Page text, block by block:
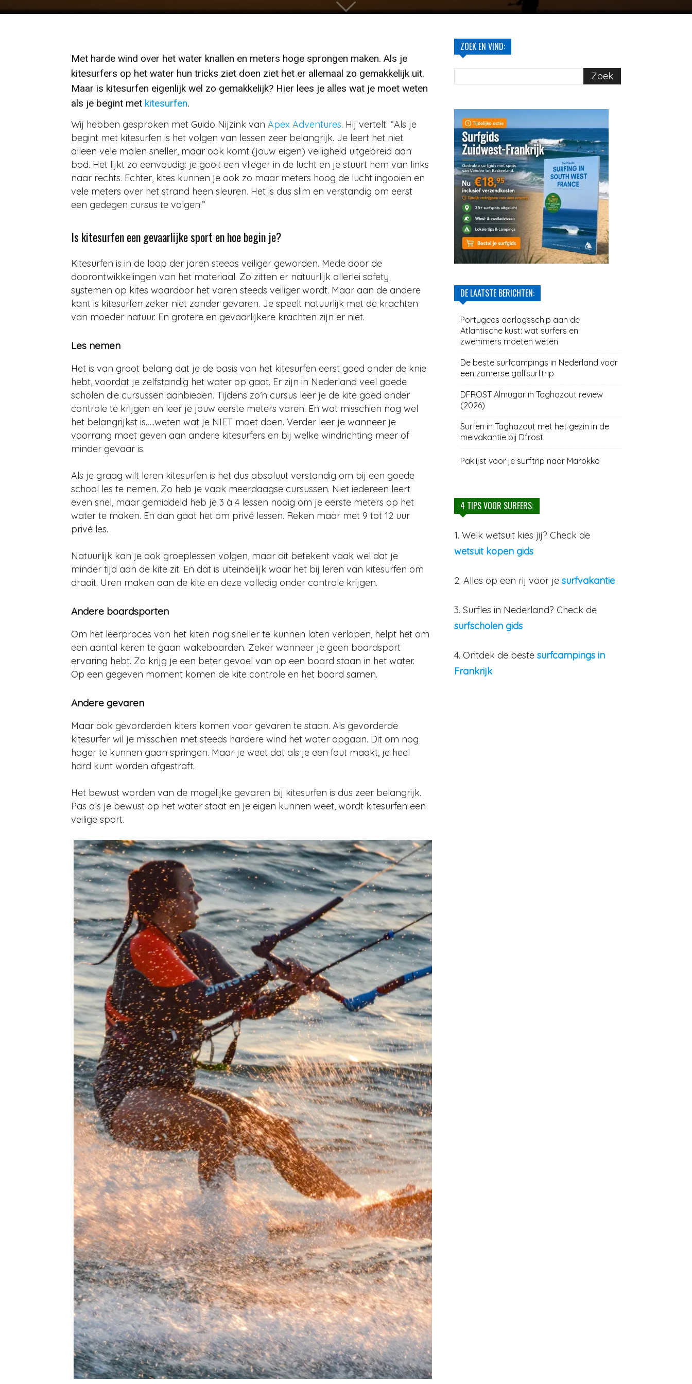
Met harde wind over het water knallen en meters hoge sprongen maken. Als je
kitesurfers op het water hun tricks ziet doen ziet het er allemaal zo gemakkelijk uit.
Maar is kitesurfen eigenlijk wel zo gemakkelijk? Hier lees je alles wat je moet weten
als je begint met kitesurfen.
Wij hebben gesproken met Guido Nijzink van Apex Adventures. Hij vertelt: “Als je
begint met kitesurfen is het volgen van lessen zeer belangrijk. Je leert het niet
alleen vele malen sneller, maar ook komt (jouw eigen) veiligheid uitgebreid aan
bod. Het lijkt zo eenvoudig: je gooit een vlieger in de lucht en je stuurt hem van links
naar rechts. Echter, kites kunnen je ook zo maar meters hoog de lucht ingooien en
vele meters over het strand heen sleuren. Het is dus slim en verstandig om eerst
een gedegen cursus te volgen.”
Is kitesurfen een gevaarlijke sport en hoe begin je?
Kitesurfen is in de loop der jaren steeds veiliger geworden. Mede door de
doorontwikkelingen van het materiaal. Zo zitten er natuurlijk allerlei safety
systemen op kites waardoor het varen steeds veiliger wordt. Maar aan de andere
kant is kitesurfen zeker niet zonder gevaren. Je speelt natuurlijk met de krachten
van moeder natuur. En grotere en gevaarlijkere krachten zijn er niet.
Les nemen
Het is van groot belang dat je de basis van het kitesurfen eerst goed onder de knie
hebt, voordat je zelfstandig het water op gaat. Er zijn in Nederland veel goede
scholen die cursussen aanbieden. Tijdens zo’n cursus leer je de kite goed onder
controle te krijgen en leer je jouw eerste meters varen. En wat misschien nog wel
het belangrijkst is…..weten wat je NIET moet doen. Verder leer je wanneer je
voorrang moet geven aan andere kitesurfers en bij welke windrichting meer of
minder gevaar is.
Als je graag wilt leren kitesurfen is het dus absoluut verstandig om bij een goede
school les te nemen. Zo heb je vaak meerdaagse cursussen. Niet iedereen leert
even snel, maar gemiddeld heb je 3 à 4 lessen nodig om je eerste meters op het
water te maken. En dan gaat het om privé lessen. Reken maar met 9 tot 12 uur
privé les.
Natuurlijk kan je ook groeplessen volgen, maar dit betekent vaak wel dat je
minder tijd aan de kite zit. En dat is uiteindelijk waar het bij leren van kitesurfen om
draait. Uren maken aan de kite en deze volledig onder controle krijgen.
Andere boardsporten
Om het leerproces van het kiten nog sneller te kunnen laten verlopen, helpt het om
een aantal keren te gaan wakeboarden. Zeker wanneer je geen boardsport
ervaring hebt. Zo krijg je een beter gevoel van op een board staan in het water.
Op een gegeven moment komen de kite controle en het board samen.
Andere gevaren
Maar ook gevorderden kiters komen voor gevaren te staan. Als gevorderde
kitesurfer wil je misschien met steeds hardere wind het water opgaan. Dit om nog
hoger te kunnen gaan springen. Maar je weet dat als je een fout maakt, je heel
hard kunt worden afgestraft.
Het bewust worden van de mogelijke gevaren bij kitesurfen is dus zeer belangrijk.
Pas als je bewust op het water staat en je eigen kunnen weet, wordt kitesurfen een
veilige sport.
ZOEK EN VIND:
DE LAATSTE BERICHTEN:
Portugees oorlogsschip aan de
Atlantische kust: wat surfers en
zwemmers moeten weten
De beste surfcampings in Nederland voor
een zomerse golfsurftrip
DFROST Almugar in Taghazout review
(2026)
Surfen in Taghazout met het gezin in de
meivakantie bij Dfrost
Paklijst voor je surftrip naar Marokko
4 TIPS VOOR SURFERS:
1. Welk wetsuit kies jij? Check de
wetsuit kopen gids
2. Alles op een rij voor je surfvakantie
3. Surfles in Nederland? Check de
surfscholen gids
4. Ontdek de beste surfcampings in
Frankrijk.